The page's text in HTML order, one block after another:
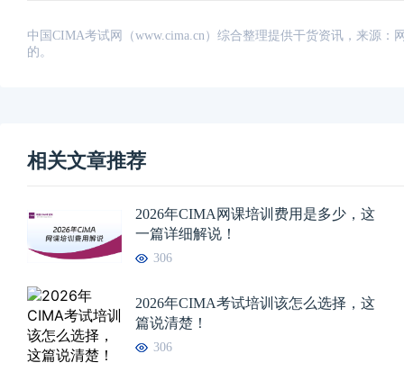
中国CIMA考试网（www.cima.cn）综合整理提供干货资讯，来源
的。
相关文章推荐
2026年CIMA网课培训费用是多少，这
一篇详细解说！
306
2026年CIMA考试培训该怎么选择，这
篇说清楚！
306